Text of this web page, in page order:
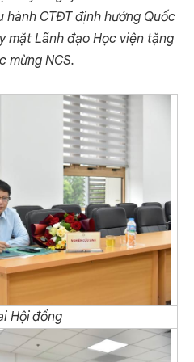
hành CTĐT định hướng Quốc
mặt Lãnh đạo Học viện tặng
mừng NCS.
Hội đồng